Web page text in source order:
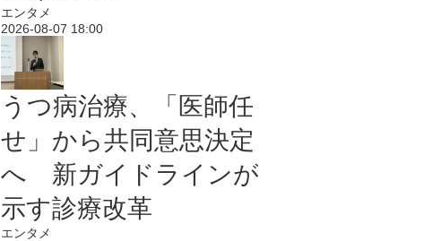
エンタメ
2026-08-07 18:00
うつ病治療、「医師任
せ」から共同意思決定
へ 新ガイドラインが
示す診療改革
エンタメ